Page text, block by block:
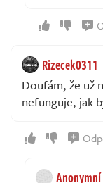
Rizecek0311
Doufám, že už
nefunguje, jak